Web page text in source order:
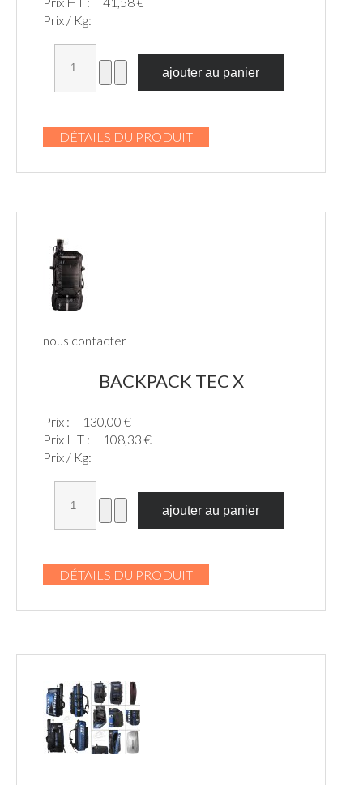
Prix / Kg:
DÉTAILS DU PRODUIT
nous contacter
BACKPACK TEC X
Prix :
130,00 €
Prix HT :
108,33 €
Prix / Kg:
DÉTAILS DU PRODUIT